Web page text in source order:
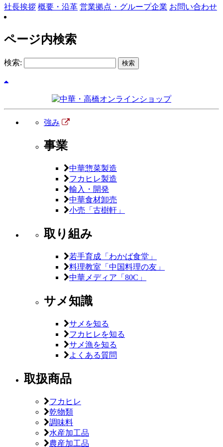
社長挨拶 概要・沿革 営業拠点・グループ企業 お問い合わせ
ページ内検索
検索:
強み
事業
中華惣菜製造
フカヒレ製造
輸入・開発
中華食材卸売
小売「古樹軒」
取り組み
若手育成「わかば食堂」
料理教室「中国料理の友」
中華メディア「80C」
サメ知識
サメを知る
フカヒレを知る
サメ漁を知る
よくある質問
取扱商品
フカヒレ
乾物類
調味料
水産加工品
農産加工品